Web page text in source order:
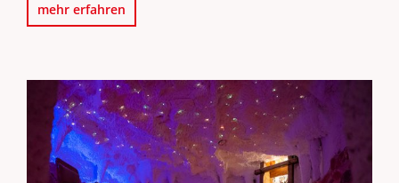
mehr erfahren